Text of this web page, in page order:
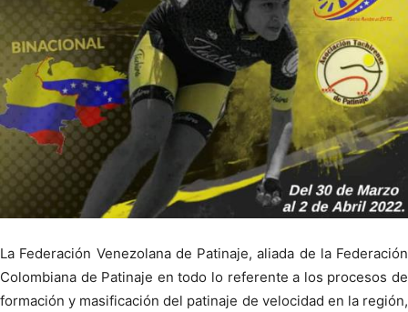
La Federación Venezolana de Patinaje, aliada de la Federación
Colombiana de Patinaje en todo lo referente a los procesos de
formación y masificación del patinaje de velocidad en la región,